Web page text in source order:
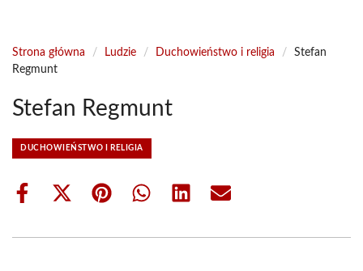
Strona główna / Ludzie / Duchowieństwo i religia /
Stefan
Regmunt
Stefan Regmunt
DUCHOWIEŃSTWO I RELIGIA
Share
Share
(Twitter)
Share Share Share Share